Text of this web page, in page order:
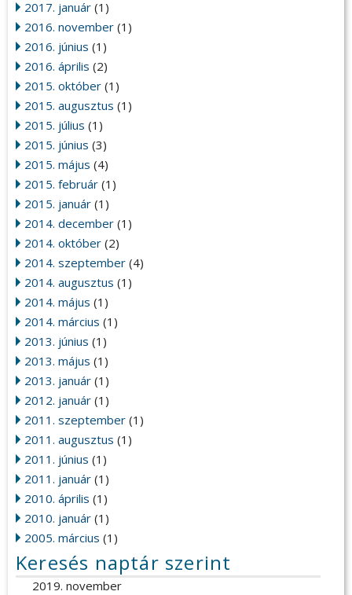
2017. január (1)
2016. november (1)
2016. június (1)
2016. április (2)
2015. október (1)
2015. augusztus (1)
2015. július (1)
2015. június (3)
2015. május (4)
2015. február (1)
2015. január (1)
2014. december (1)
2014. október (2)
2014. szeptember (4)
2014. augusztus (1)
2014. május (1)
2014. március (1)
2013. június (1)
2013. május (1)
2013. január (1)
2012. január (1)
2011. szeptember (1)
2011. augusztus (1)
2011. június (1)
2011. január (1)
2010. április (1)
2010. január (1)
2005. március (1)
Keresés naptár szerint
2019. november